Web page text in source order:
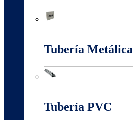
Tubería Metálica
Tubería PVC